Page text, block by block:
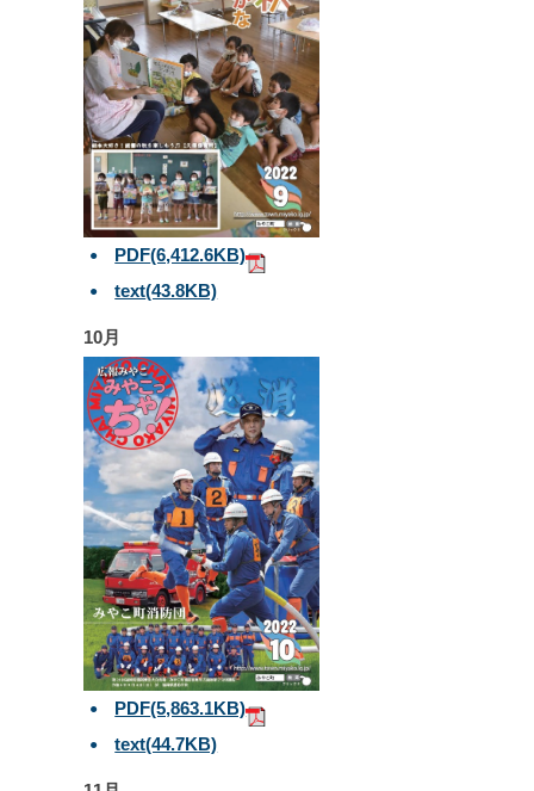
PDF(6,412.6KB)
text(43.8KB)
10月
PDF(5,863.1KB)
text(44.7KB)